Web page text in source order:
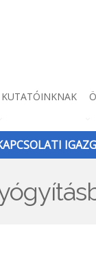
KUTATÓINKNAK